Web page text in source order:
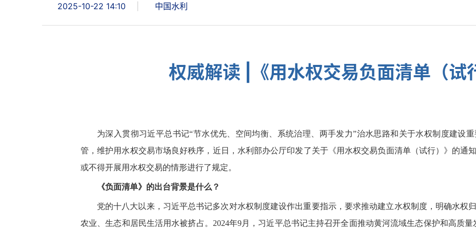
2025-10-22 14:10 中国水利
权威解读 |《用水权交易负面清单（试
为深入贯彻习近平总书记“节水优先、空间均衡、系统治理、两手发力”治水思路和关于水权制度建设
管，维护用水权交易市场良好秩序，近日，水利部办公厅印发了关于《用水权交易负面清单（试行）》的通
或不得开展用水权交易的情形进行了规定。
《负面清单》的出台背景是什么？
党的十八大以来，习近平总书记多次对水权制度建设作出重要指示，要求推动建立水权制度，明确水权
农业、生态和居民生活用水被挤占。2024年9月，习近平总书记主持召开全面推动黄河流域生态保护和高质